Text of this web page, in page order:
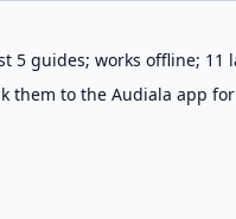
guides; works offline; 11
them to the Audiala app